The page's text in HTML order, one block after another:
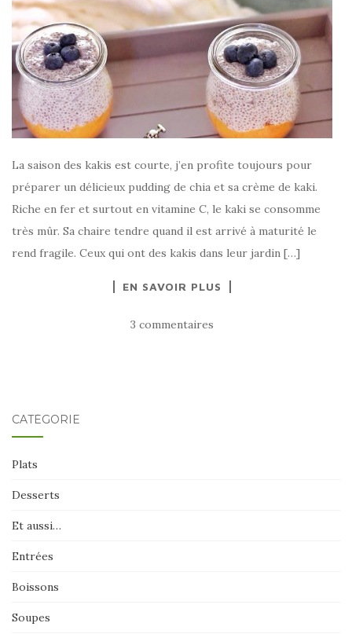
La saison des kakis est courte, j’en profite toujours pour
préparer un délicieux pudding de chia et sa crème de kaki.
Riche en fer et surtout en vitamine C, le kaki se consomme
très mûr. Sa chaire tendre quand il est arrivé à maturité le
rend fragile. Ceux qui ont des kakis dans leur jardin […]
EN SAVOIR PLUS
3 commentaires
CATÉGORIE
Plats
Desserts
Et aussi…
Entrées
Boissons
Soupes